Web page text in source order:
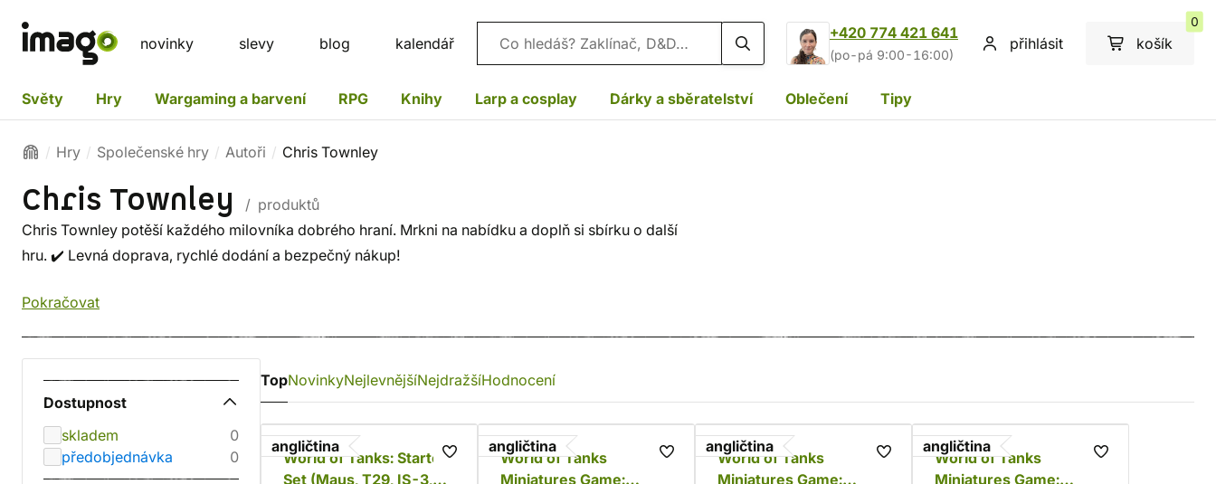
novinky slevy blog kalendář Vyhledávání
+420 774 421 641
(po-pá 9:00-16:00)
přihlásit košík
0
Světy Hry Wargaming a barvení RPG Knihy Larp a cosplay Dárky a sběratelství Oblečení Tipy
Hry Společenské hry Autoři Chris Townley
Chris Townley
/ produktů
Chris Townley potěší každého milovníka dobrého hraní. Mrkni na nabídku a doplň si sbírku o další
hru. ✔️ Levná doprava, rychlé dodání a bezpečný nákup!
Pokračovat
Dostupnost
skladem
0
předobjednávka
0
TopNovinkyNejlevnějšíNejdražšíHodnocení
angličtina
World of Tanks: Starter
Set (Maus, T29, IS-3,
angličtina
World of Tanks
Miniatures Game:
angličtina
World of Tanks
Miniatures Game:
angličtina
World of Tanks
Miniatures Game: